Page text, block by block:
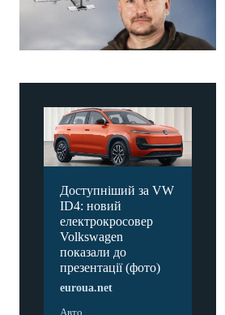
Доступніший за VW
ID4: новий
електрокросовер
Volkswagen
показали до
презентації (фото)
euroua.net
Авто ...